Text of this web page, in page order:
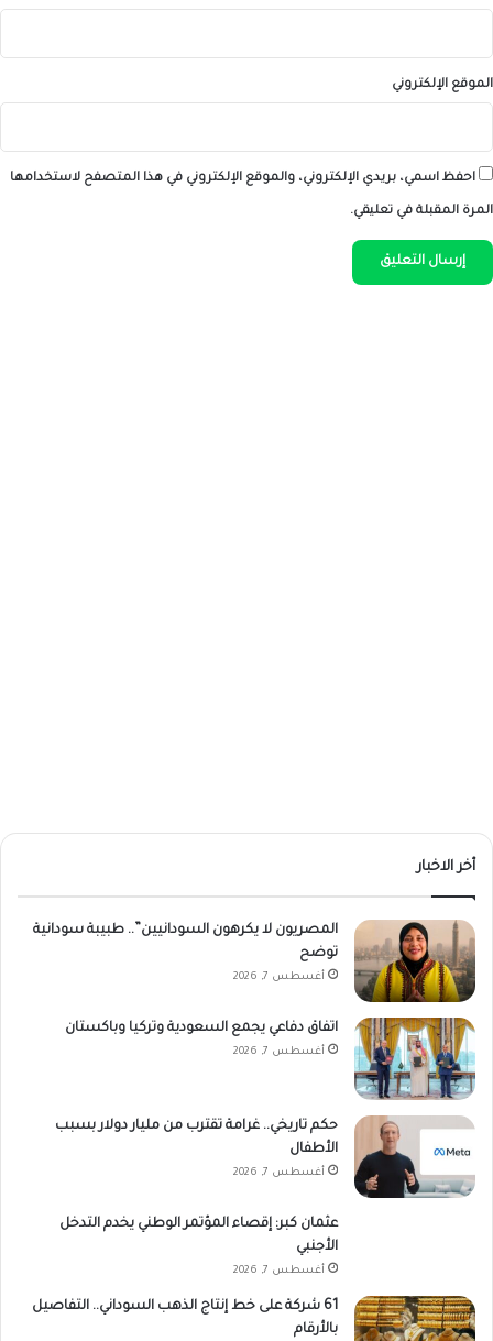
الموقع الإلكتروني
احفظ اسمي، بريدي الإلكتروني، والموقع الإلكتروني في هذا المتصفح لاستخدامها
المرة المقبلة في تعليقي.
أخر الاخبار
المصريون لا يكرهون السودانيين”.. طبيبة سودانية
توضح
أغسطس 7, 2026
اتفاق دفاعي يجمع السعودية وتركيا وباكستان
أغسطس 7, 2026
حكم تاريخي.. غرامة تقترب من مليار دولار بسبب
الأطفال
أغسطس 7, 2026
عثمان كبر: إقصاء المؤتمر الوطني يخدم التدخل
الأجنبي
أغسطس 7, 2026
61 شركة على خط إنتاج الذهب السوداني.. التفاصيل
بالأرقام